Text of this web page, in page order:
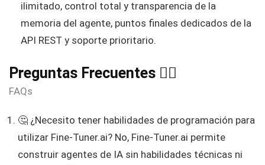
ilimitado, control total y transparencia de la
memoria del agente, puntos finales dedicados de la
API REST y soporte prioritario.
Preguntas Frecuentes 🙋‍♀️
FAQs
🤔 ¿Necesito tener habilidades de programación para
utilizar Fine-Tuner.ai? No, Fine-Tuner.ai permite
construir agentes de IA sin habilidades técnicas ni